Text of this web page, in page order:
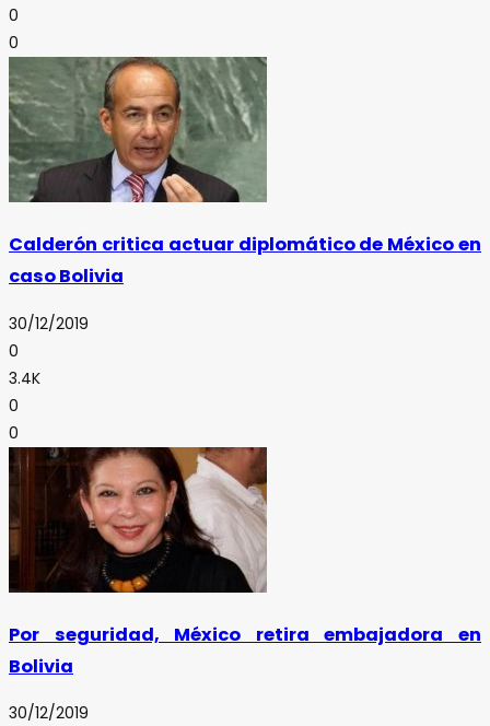
0
0
Calderón critica actuar diplomático de México en
caso Bolivia
30/12/2019
0
3.4K
0
0
Por seguridad, México retira embajadora en
Bolivia
30/12/2019